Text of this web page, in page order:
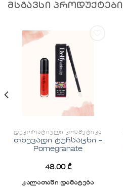
ᲛᲡᲒᲐᲕᲡᲘ ᲞᲠᲝᲓᲣᲥᲢᲔᲑᲘ
სურვილების
სიაში
დამატება
ᲓᲔᲙᲝᲠᲐᲢᲘᲣᲚᲘ ᲙᲝᲡᲛᲔᲢᲘᲙᲐ
თხევადი ტუჩსაცხი –
Pomegranate
48.00 ₾
კალათაში დამატება